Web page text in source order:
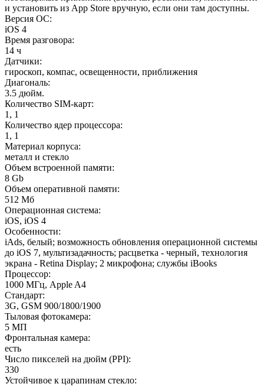
и установить из App Store вручную, если они там доступны.
Версия ОС:
iOS 4
Время разговора:
14 ч
Датчики:
гироскоп, компас, освещенности, приближения
Диагональ:
3.5 дюйм.
Количество SIM-карт:
1, 1
Количество ядер процессора:
1, 1
Материал корпуса:
металл и стекло
Объем встроенной памяти:
8 Gb
Объем оперативной памяти:
512 Мб
Операционная система:
iOS, iOS 4
Особенности:
iAds, белый; возможность обновления операционной системы
до iOS 7, мультизадачность; расцветка - черный, технология
экрана - Retina Display; 2 микрофона; службы iBooks
Процессор:
1000 МГц, Apple A4
Стандарт:
3G, GSM 900/1800/1900
Тыловая фотокамера:
5 МП
Фронтальная камера:
есть
Число пикселей на дюйм (PPI):
330
Устойчивое к царапинам стекло: